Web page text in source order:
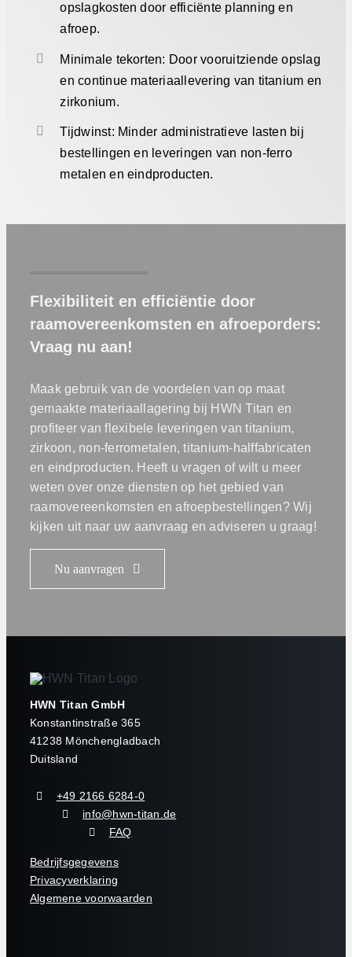
opslagkosten door efficiënte planning en
afroep.
Minimale tekorten: Door vooruitziende opslag
en continue materiaallevering van titanium en
zirkonium.
Tijdwinst: Minder administratieve lasten bij
bestellingen en leveringen van non-ferro
metalen en eindproducten.
Flexibiliteit en efficiëntie door
raamovereenkomsten en afroeporders:
Vraag nu aan!
Maak gebruik van de voordelen van op maat
gemaakte materiaallagering bij HWN Titan en
profiteer van flexibele leveringen van titanium,
zirkoon, non-ferrometalen, titanium-halffabricaten
en eindproducten. Heeft u vragen of wilt u meer
weten over onze diensten op het gebied van
raamovereenkomsten en afroepbestellingen? Wij
kijken uit naar uw aanvraag en adviseren u graag!
Nu aanvragen
HWN Titan GmbH
Konstantinstraße 365
41238 Mönchengladbach
Duitsland
+49 2166 6284-0
info@hwn-titan.de
FAQ
Bedrijfsgegevens
Privacyverklaring
Algemene voorwaarden